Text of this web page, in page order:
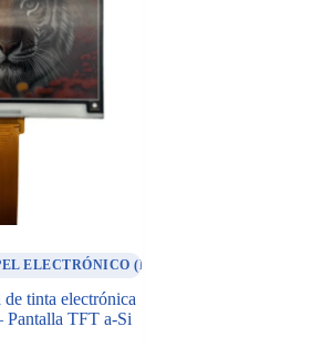
ELECTRÓNICO (E-PAPER)
tinta electrónica
Pantalla TFT a-Si